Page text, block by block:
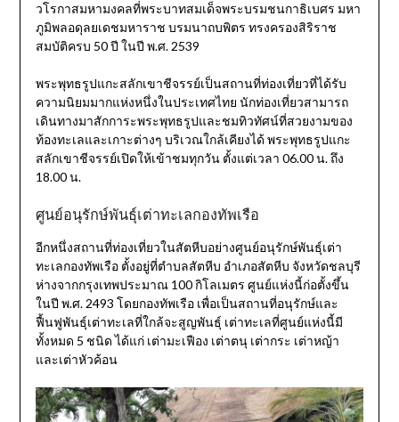
วโรกาสมหามงคลที่พระบาทสมเด็จพระบรมชนกาธิเบศร มหา
ภูมิพลอดุลยเดชมหาราช บรมนาถบพิตร ทรงครองสิริราช
สมบัติครบ 50 ปี ในปี พ.ศ. 2539
พระพุทธรูปแกะสลักเขาชีจรรย์เป็นสถานที่ท่องเที่ยวที่ได้รับ
ความนิยมมากแห่งหนึ่งในประเทศไทย นักท่องเที่ยวสามารถ
เดินทางมาสักการะพระพุทธรูปและชมทิวทัศน์ที่สวยงามของ
ท้องทะเลและเกาะต่างๆ บริเวณใกล้เคียงได้ พระพุทธรูปแกะ
สลักเขาชีจรรย์เปิดให้เข้าชมทุกวัน ตั้งแต่เวลา 06.00 น. ถึง
18.00 น.
ศูนย์อนุรักษ์พันธุ์เต่าทะเลกองทัพเรือ
อีกหนึ่งสถานที่ท่องเที่ยวในสัตหีบอย่างศูนย์อนุรักษ์พันธุ์เต่า
ทะเลกองทัพเรือ ตั้งอยู่ที่ตำบลสัตหีบ อำเภอสัตหีบ จังหวัดชลบุรี
ห่างจากกรุงเทพประมาณ 100 กิโลเมตร ศูนย์แห่งนี้ก่อตั้งขึ้น
ในปี พ.ศ. 2493 โดยกองทัพเรือ เพื่อเป็นสถานที่อนุรักษ์และ
ฟื้นฟูพันธุ์เต่าทะเลที่ใกล้จะสูญพันธุ์ เต่าทะเลที่ศูนย์แห่งนี้มี
ทั้งหมด 5 ชนิด ได้แก่ เต่ามะเฟือง เต่าตนุ เต่ากระ เต่าหญ้า
และเต่าหัวค้อน